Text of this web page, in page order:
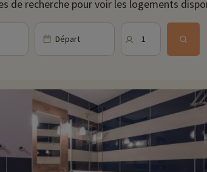
de nos hébergements : zoo, aquarium...Si
de recherche pour voir les logements
Départ 1